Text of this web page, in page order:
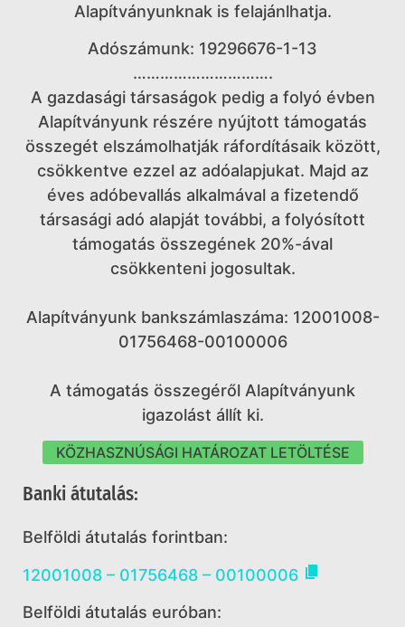
Banki átutalás:
Belföldi átutalás forintban:
12001008 – 01756468 – 00100006 
Belföldi átutalás euróban:
Alapítványunknak is felajánlhatja.
Adószámunk: 19296676-1-13
………………………….
A gazdasági társaságok pedig a folyó évben
Alapítványunk részére nyújtott támogatás
összegét elszámolhatják ráfordításaik között,
csökkentve ezzel az adóalapjukat. Majd az
éves adóbevallás alkalmával a fizetendő
társasági adó alapját további, a folyósított
támogatás összegének 20%-ával
csökkenteni jogosultak.
Alapítványunk bankszámlaszáma: 12001008-
01756468-00100006
A támogatás összegéről Alapítványunk
igazolást állít ki.
KÖZHASZNÚSÁGI HATÁROZAT LETÖLTÉSE